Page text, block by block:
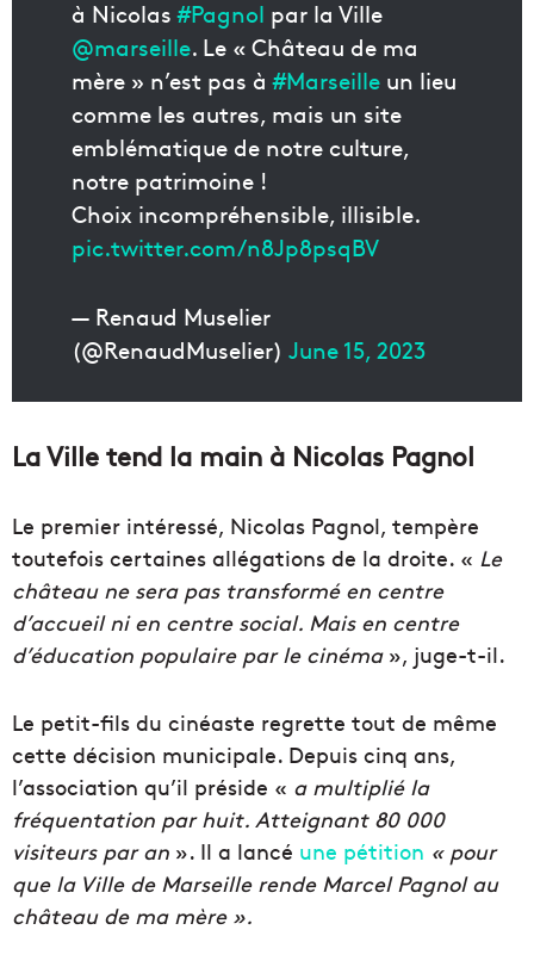
à Nicolas#Pagnol par la Ville
@marseille. Le « Château de ma
mère » n’est pas à#Marseille un lieu
comme les autres, mais un site
emblématique de notre culture,
notre patrimoine !
Choix incompréhensible, illisible.
pic.twitter.com/n8Jp8psqBV
— Renaud Muselier
(@RenaudMuselier) June 15, 2023
La Ville tend la main à Nicolas Pagnol
Le premier intéressé, Nicolas Pagnol, tempère
toutefois certaines allégations de la droite. « Le
château ne sera pas transformé en centre
d’accueil ni en centre social. Mais en centre
d’éducation populaire par le cinéma», juge-t-il.
Le petit-fils du cinéaste regrette tout de même
cette décision municipale. Depuis cinq ans,
l’association qu’il préside « a multiplié la
fréquentation par huit. Atteignant 80 000
visiteurs par an ». Il a lancé une pétition « pour
que la Ville de Marseille rende Marcel Pagnol au
château de ma mère ».